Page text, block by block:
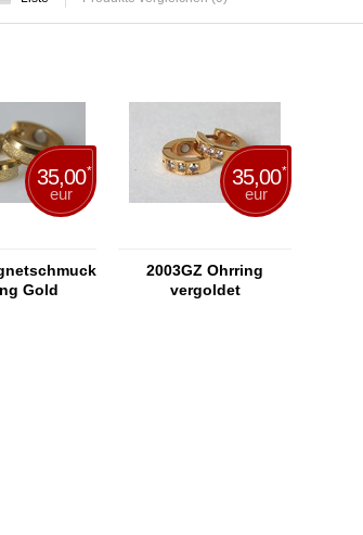
35,00*
eur
Gold
35,00*
eur
2003GZ Ohrring
vergoldet